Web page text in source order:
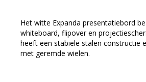
Het witte Expanda presentatiebord
whiteboard, flipover en
heeft een stabiele stalen constructie
met geremde wielen.